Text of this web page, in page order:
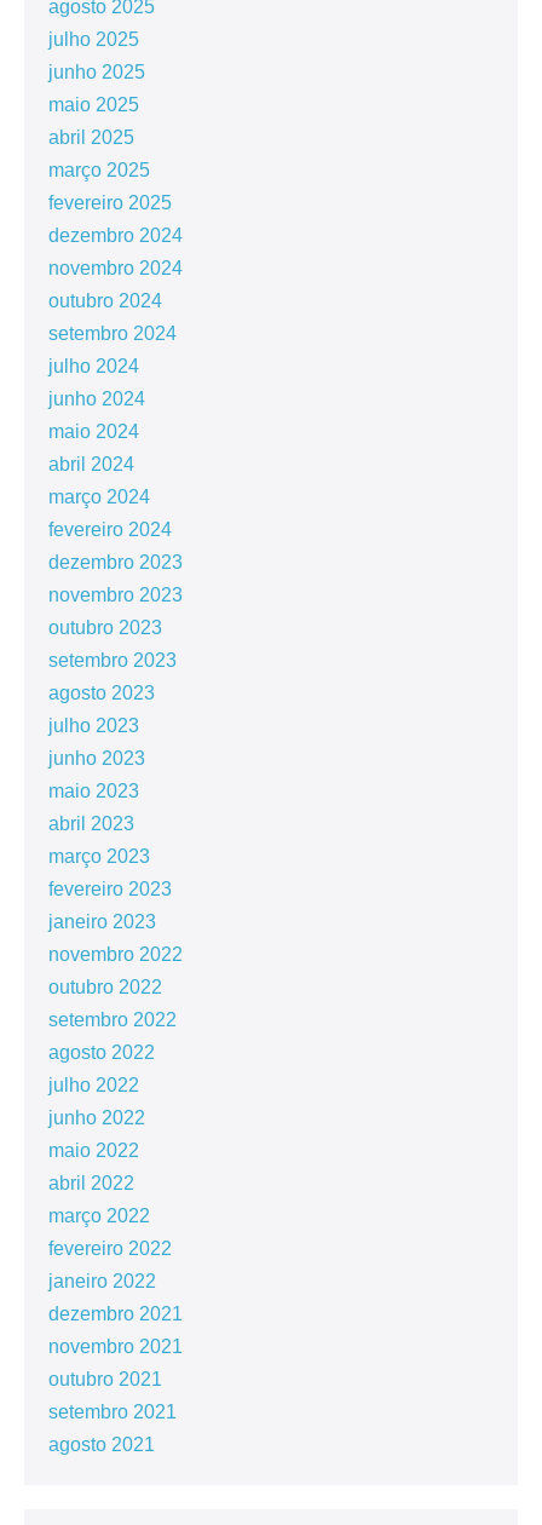
agosto 2025
julho 2025
junho 2025
maio 2025
abril 2025
março 2025
fevereiro 2025
dezembro 2024
novembro 2024
outubro 2024
setembro 2024
julho 2024
junho 2024
maio 2024
abril 2024
março 2024
fevereiro 2024
dezembro 2023
novembro 2023
outubro 2023
setembro 2023
agosto 2023
julho 2023
junho 2023
maio 2023
abril 2023
março 2023
fevereiro 2023
janeiro 2023
novembro 2022
outubro 2022
setembro 2022
agosto 2022
julho 2022
junho 2022
maio 2022
abril 2022
março 2022
fevereiro 2022
janeiro 2022
dezembro 2021
novembro 2021
outubro 2021
setembro 2021
agosto 2021